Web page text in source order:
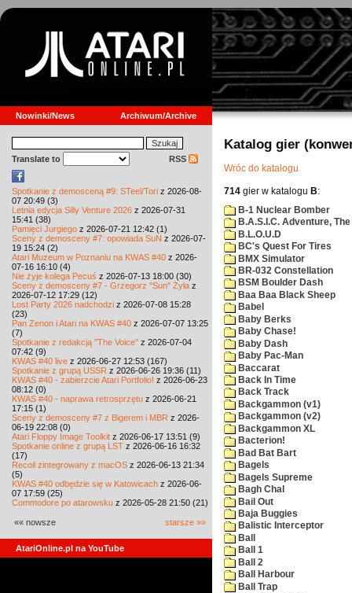
Nowinki/News Archiwum/Archive
Translate to RSS
Spotkanie z demosceną #9: STeel/Tori z 2026-08-
07 20:49 (3)
Letnia edycja Silly Venture 2026 z 2026-07-31
15:41 (38)
Pamięci Jurgiego z 2026-07-21 12:42 (1)
Sceny z demosceny #7: opowiada SuN z 2026-07-
19 15:24 (2)
Atari Muzeum w Poznaniu na KWAS #40 z 2026-
07-16 16:10 (4)
Nie żyje kolega Pecuś z 2026-07-13 18:00 (30)
Sceny z demosceny #7 - Grzegorz "Sun" Żyła z
2026-07-12 17:29 (12)
Lost Party 2026 nadchodzi z 2026-07-08 15:28
(23)
Pan Zenon i Atari na KWAS #40 z 2026-07-07 13:25
(7)
Spotkanie z redakcją "The Voice" z 2026-07-04
07:42 (9)
KWAS #40 live z 2026-06-27 12:53 (167)
Spotkanie z grupą USSR z 2026-06-26 19:36 (11)
KWAS #40 - zabierzcie Atari Portfolio! z 2026-06-23
08:12 (0)
KWAS #40 - naprawa retrosprzętu z 2026-06-21
17:15 (1)
Sceny z demosceny #7 z Bigerem i MBR z 2026-
06-19 22:08 (0)
Atari Floppy Image Toolkit z 2026-06-17 13:51 (9)
Spotkanie online z grupą LST z 2026-06-16 16:32
(17)
Recoil zintegrowany z macOS z 2026-06-13 21:34
(5)
KWAS #40 odbędzie się w Katowicach z 2026-06-
07 17:59 (25)
Commodore po atarowsku z 2026-05-28 21:50 (21)
«« nowsze starsze »»
AtariOnline.pl na YouTube
Katalog gier
Wróc do katalogu
714 gier w katalogu B:
B-1 Nuclear Bomber
B.A.S.I.C. Adventure, The
B.L.O.U.D
BC's Quest For Tires
BMX Simulator
BR-032 Constellation
BSM Boulder Dash
Baa Baa Black Sheep
Babel
Baby Berks
Baby Chase!
Baby Dash
Baby Pac-Man
Baccarat
Back In Time
Back Track
Backgammon (v1)
Backgammon (v2)
Backgammon XL
Bacterion!
Bad Bat Bart
Bagels
Bagels Supreme
Bagh Chal
Bail Out
Baja Buggies
Balistic Interceptor
Ball
Ball 1
Ball 2
Ball Harbour
Ball Trap